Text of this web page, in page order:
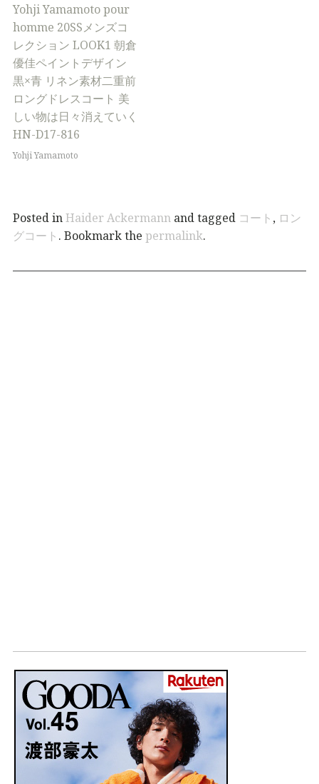
Yohji Yamamoto pour
homme 20SSメンズコ
レクション LOOK1 朝倉
優佳ペイントデザイン
黒×青 リネン素材二重前
ロングドレスコート 美
しい物は日々消えていく
HN-D17-816
Yohji Yamamoto
Posted inHaider Ackermann and tagged コート , ロン
グコート . Bookmark the permalink.